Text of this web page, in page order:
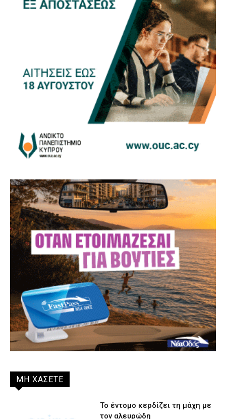
ΜΗ ΧΑΣΕΤΕ
Το έντομο κερδίζει τη μάχη με
τον αλευρώδη